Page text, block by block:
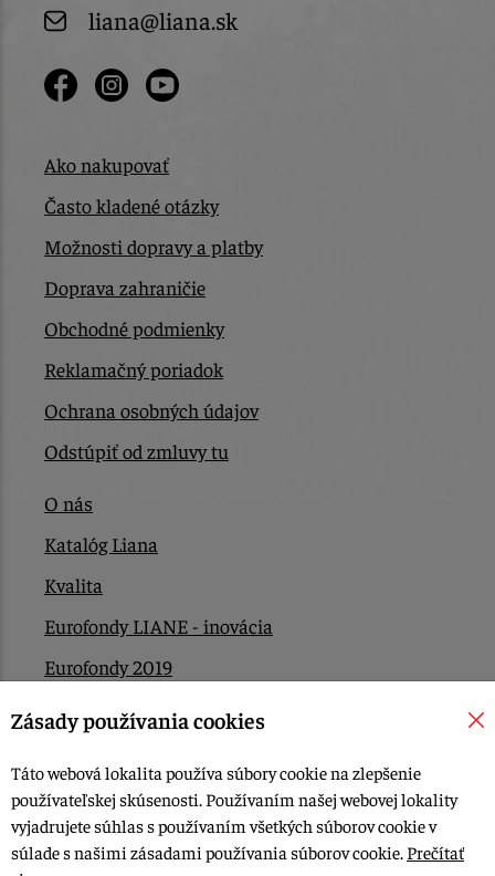
liana@liana.sk
Ako nakupovať
Často kladené otázky
Možnosti dopravy a platby
Doprava zahraničie
Obchodné podmienky
Reklamačný poriadok
Ochrana osobných údajov
Odstúpiť od zmluvy tu
O nás
Katalóg Liana
Kvalita
Eurofondy LIANE - inovácia
Eurofondy 2019
Eurofondy 2022/2023
Kontakt
© 2015-2026, LIANA GOLIAŠ s.r.o. všetky práva vyhradené.
Zásady používania cookies
Táto webová lokalita používa súbory cookie na zlepšenie
používateľskej skúsenosti. Používaním našej webovej lokality
vyjadrujete súhlas s používaním všetkých súborov cookie v
súlade s našimi zásadami používania súborov cookie. Prečítať